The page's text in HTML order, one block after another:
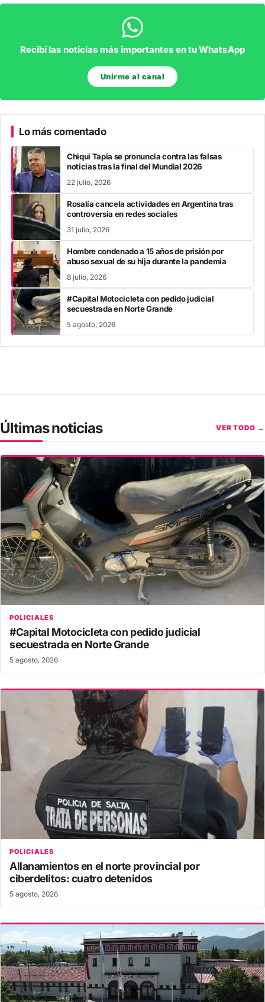
Recibí las noticias más importantes en tu WhatsApp
Unirme al canal
Lo más comentado
Chiqui Tapia se pronuncia contra las falsas
noticias tras la final del Mundial 2026
22 julio, 2026
Rosalía cancela actividades en Argentina tras
controversia en redes sociales
31 julio, 2026
Hombre condenado a 15 años de prisión por
abuso sexual de su hija durante la pandemia
8 julio, 2026
#Capital Motocicleta con pedido judicial
secuestrada en Norte Grande
5 agosto, 2026
Últimas noticias VER TODO →
POLICIALES
#Capital Motocicleta con pedido judicial
secuestrada en Norte Grande
5 agosto, 2026
POLICIALES
Allanamientos en el norte provincial por
ciberdelitos: cuatro detenidos
5 agosto, 2026